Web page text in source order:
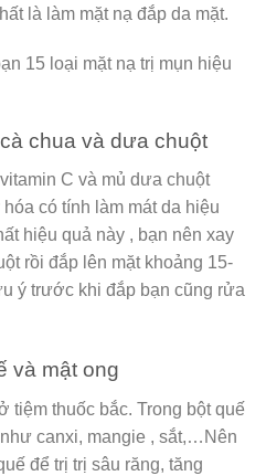
là làm mặt nạ đắp da mặt.
15 loại mặt nạ trị mụn hiệu
chua và dưa chuột
C và mủ dưa chuột
có tính làm mát da hiệu
hiệu quả này , bạn nên xay
rồi đắp lên mặt khoảng 15-
ý trước khi đắp bạn cũng rửa
và mật ong
tiệm thuốc bắc. Trong bột quế
canxi, mangie , sắt,…Nên
để trị trị sâu răng, tăng